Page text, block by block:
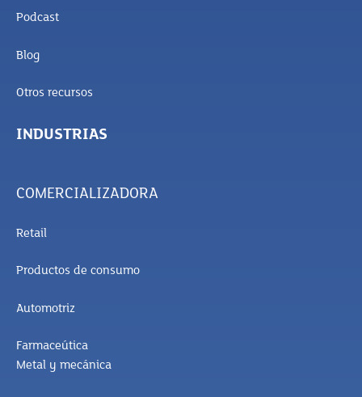
Podcast
Blog
Otros recursos
INDUSTRIAS
COMERCIALIZADORA
Retail
Productos de consumo
Automotriz
Farmaceútica
Metal y mecánica